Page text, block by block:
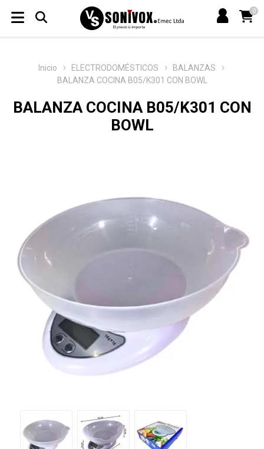
0
Inicio ELECTRODOMÉSTICOS
BALANZAS
BALANZA COCINA B05/K301 CON BOWL
BALANZA COCINA B05/K301 CON
BOWL